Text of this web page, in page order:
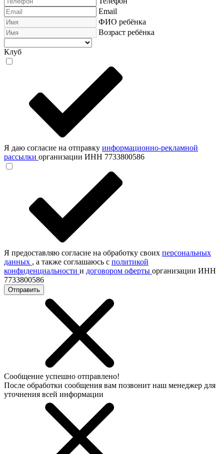
Email
ФИО ребёнка
Возраст ребёнка
Клуб
Я даю согласие на отправку информационно-рекламной
рассылки организации ИНН 7733800586
Я предоставляю согласие на обработку своих персональных
данных , а также соглашаюсь с политикой
конфиденциальности и договором оферты организации ИНН
7733800586
Отправить
Сообщение успешно отправлено!
После обработки сообщения вам позвонит наш менеджер для
уточнения всей информации